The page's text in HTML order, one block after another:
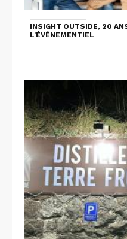
INSIGHT OUTSIDE, 20
L'ÉVÉNEMENTIEL